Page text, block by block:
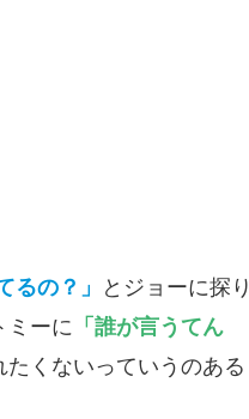
るの？」
とジョーに探り
ミーに
「誰が言うてん
くないっていうのある